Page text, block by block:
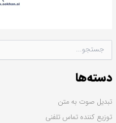
س
ج
ب
ا
دسته‌ها
تبدیل صوت به متن
توزیع کننده تماس تلفنی